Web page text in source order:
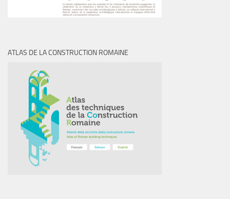
ATLAS DE LA CONSTRUCTION ROMAINE